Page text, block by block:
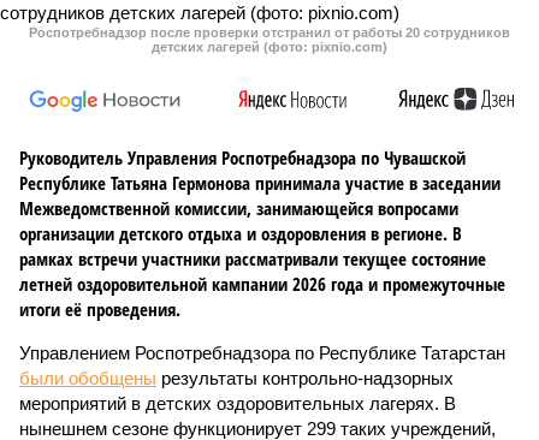
Роспотребнадзор после проверки отстранил от работы 20 сотрудников
детских лагерей (фото: pixnio.com)
Руководитель Управления Роспотребнадзора по Чувашской
Республике Татьяна Гермонова принимала участие в заседании
Межведомственной комиссии, занимающейся вопросами
организации детского отдыха и оздоровления в регионе. В
рамках встречи участники рассматривали текущее состояние
летней оздоровительной кампании 2026 года и промежуточные
итоги её проведения.
Управлением Роспотребнадзора по Республике Татарстан
были обобщены результаты контрольно-надзорных
мероприятий в детских оздоровительных лагерях. В
нынешнем сезоне функционирует 299 таких учреждений,